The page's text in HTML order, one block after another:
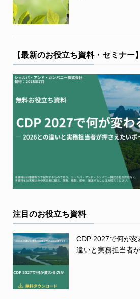
【最新のお役立ち資料・セミナー】
注目のお役立ち資料
CDP 2027で何が
違いと実務担当者